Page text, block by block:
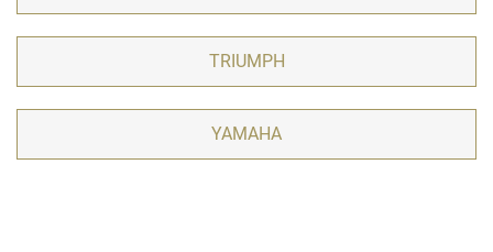
TRIUMPH
YAMAHA